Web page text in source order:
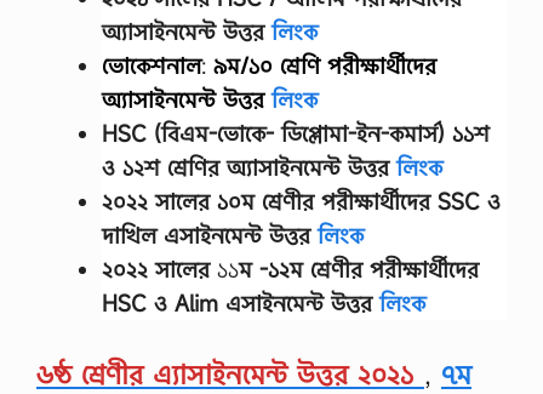
অ্যাসাইনমেন্ট উত্তরলিংক
ভোকেশনাল: ৯ম/১০ শ্রেণি পরীক্ষার্থীদের
অ্যাসাইনমেন্ট উত্তরলিংক
HSC (বিএম-ভোকে- ডিপ্লোমা-ইন-কমার্স) ১১শ
ও ১২শ শ্রেণির অ্যাসাইনমেন্ট উত্তরলিংক
২০২২ সালের ১০ম শ্রেণীর পরীক্ষার্থীদেরSSC ও
দাখিল এসাইনমেন্ট উত্তরলিংক
২০২২ সালের১১ম -১২ম শ্রেণীর পরীক্ষার্থীদের
HSC ও Alim এসাইনমেন্ট উত্তরলিংক
৬ষ্ঠ শ্রেণীর এ্যাসাইনমেন্ট উত্তর ২০২১ , ৭ম